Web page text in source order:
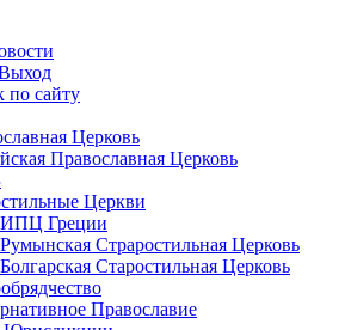
по сайту
Церковь
Православная Церковь
Церкви
ИПЦ Греции
Румынская Страростильная Церковь
Болгарская Старостильная Церковь
Православие